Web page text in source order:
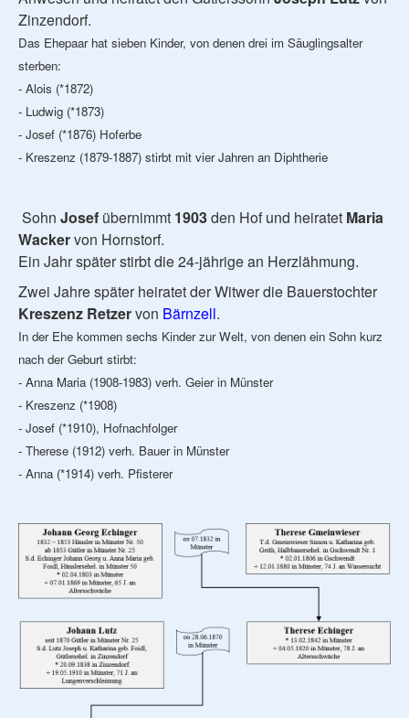
Zinzendorf.
Das Ehepaar hat sieben Kinder, von denen drei im Säuglingsalter
sterben:
- Alois (*1872)
- Ludwig (*1873)
- Josef (*1876) Hoferbe
- Kreszenz (1879-1887) stirbt mit vier Jahren an Diphtherie
Sohn Josef übernimmt 1903den Hof und heiratet Maria
Wackervon Hornstorf.
Ein Jahr später stirbt die 24-jährige an Herzlähmung.
Zwei Jahre später heiratet der Witwer die Bauerstochter
Kreszenz Retzervon Bärnzell.
In der Ehe kommen sechs Kinder zur Welt, von denen ein Sohn kurz
nach der Geburt stirbt:
- Anna Maria (1908-1983) verh. Geier in Münster
- Kreszenz (*1908)
- Josef (*1910), Hofnachfolger
- Therese (1912) verh. Bauer in Münster
- Anna (*1914) verh. Pfisterer